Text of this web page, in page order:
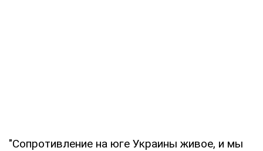
"Сопротивление на юге Украины живое, и мы